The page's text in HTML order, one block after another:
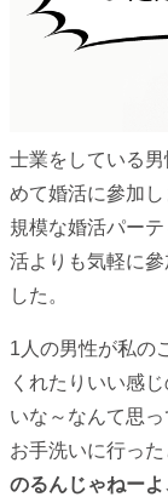
士業をしている
めて婚活に參加
規模な婚活パー
活よりも気軽に
した。
1人の男性が私の
くれたりいい感
いな～なんて思
お手洗いに行っ
のるんじゃねー